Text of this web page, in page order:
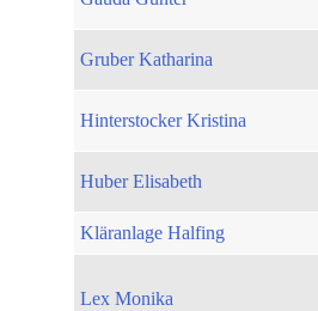
Gruber Katharina
Hinterstocker Kristina
Huber Elisabeth
Kläranlage Halfing
Lex Monika